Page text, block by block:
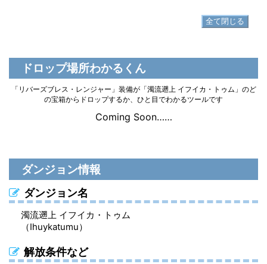
全て閉じる
ドロップ場所わかるくん
「リバーズブレス・レンジャー」装備が「濁流遡上 イフイカ・トゥム」のど
の宝箱からドロップするか、ひと目でわかるツールです
Coming Soon……
ダンジョン情報
ダンジョン名
濁流遡上 イフイカ・トゥム
（Ihuykatumu）
解放条件など